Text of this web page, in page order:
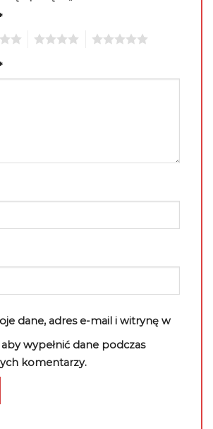
dane, adres e-mail i witrynę w
wypełnić dane podczas
komentarzy.